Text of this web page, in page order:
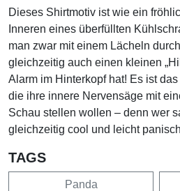
Dieses Shirtmotiv ist wie ein
Inneren eines überfüllten
man zwar mit einem Lächeln
gleichzeitig auch einen kleinen
Alarm im Hinterkopf hat! Es ist
die ihre innere Nervensäge mit
Schau stellen wollen – denn wer
gleichzeitig cool und leicht
TAGS
Panda